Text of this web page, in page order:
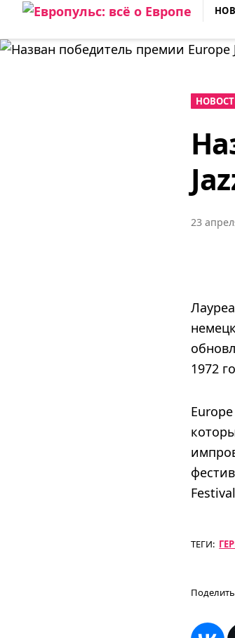
Skip
content
ЕВРОПУЛЬС: ВСЁ О ЕВРОПЕ
23
1972
ТЕГИ: